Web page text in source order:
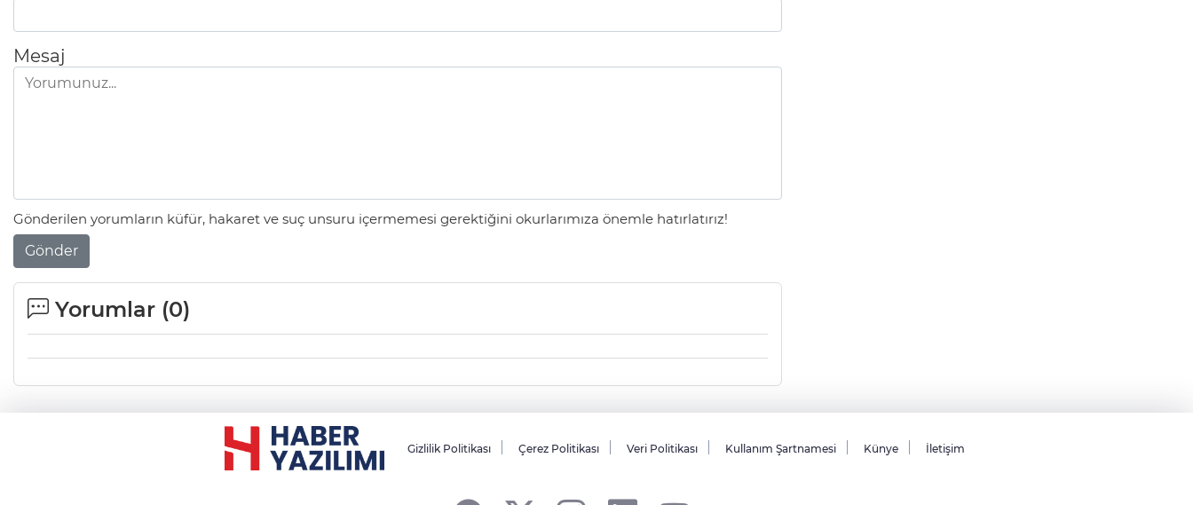
Mesaj
Gönderilen yorumların küfür, hakaret ve suç unsuru içermemesi gerektiğini okurlarımıza önemle hatırlatırız!
Gönder
Yorumlar (0)
Gizlilik Politikası Çerez Politikası Veri Politikası Kullanım Şartnamesi Künye İletişim